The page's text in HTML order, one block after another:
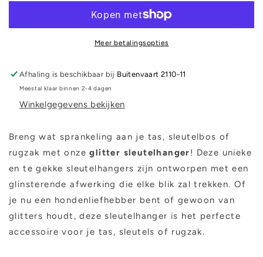
Meer betalingsopties
Afhaling is beschikbaar bij Buitenvaart 2110-11
Meestal klaar binnen 2-4 dagen
Winkelgegevens bekijken
Breng wat sprankeling aan je tas, sleutelbos of
rugzak met onzeglitter sleutelhanger! Deze unieke
en te gekke sleutelhangers zijn ontworpen met een
glinsterende afwerking die elke blik zal trekken. Of
je nu een hondenliefhebber bent of gewoon van
glitters houdt, deze sleutelhanger is het perfecte
accessoire voor je tas, sleutels of rugzak.